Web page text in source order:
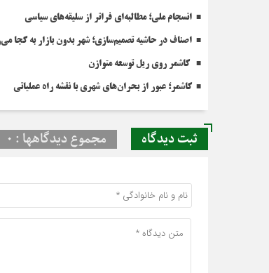
انسجام ملی؛ مطالبه‌ای فراتر از سلیقه‌های سیاسی
اصناف در حاشیه تصمیم‌سازی؛ شهر بدون بازار به کجا
کاشمر روی ریل توسعه متوازن
کاشمر؛ عبور از بحران‌های شهری با نقشه راه عملیاتی
ثبت دیدگاه مجموع دیدگاهها : 0